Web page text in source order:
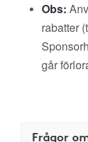
Obs:
rabatter
går
Frågor